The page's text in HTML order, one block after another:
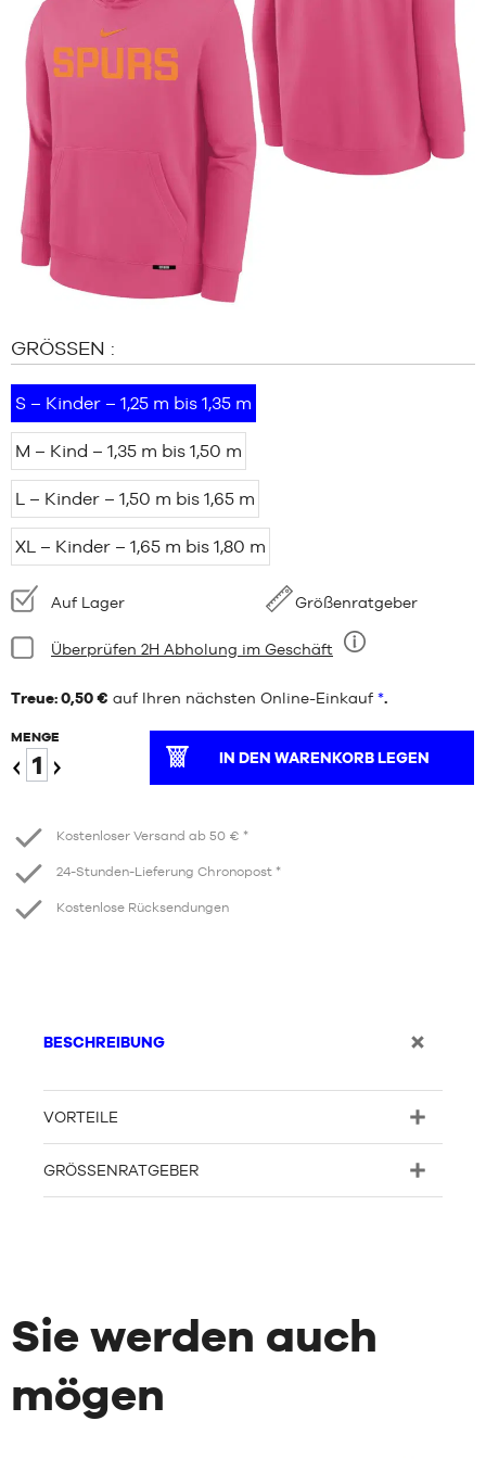
SALE
RELEASES
DE
Mitglied
werden
Blog
MARKEN
KIND
SALE
RELEASES
GRÖSSEN :
S – Kinder – 1,25 m bis 1,35 m
M – Kind – 1,35 m bis 1,50 m
L – Kinder – 1,50 m bis 1,65 m
XL – Kinder – 1,65 m bis 1,80 m
Verfügbarkeit:
Auf Lager Größenratgeber
Bedingung:
Neun
Überprüfen 2H Abholung im Geschäft
Treue: 0,50 € auf Ihren nächsten Online-Einkauf *.
MENGE
IN DEN WARENKORB LEGEN
Kostenloser Versand ab 50 € *
24-Stunden-Lieferung Chronopost *
Kostenlose Rücksendungen
BESCHREIBUNG
VORTEILE
GRÖSSENRATGEBER
Sie werden auch
mögen